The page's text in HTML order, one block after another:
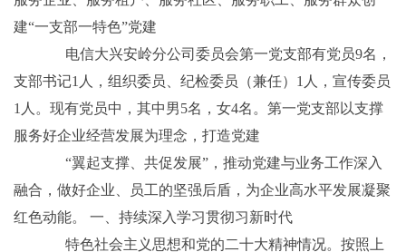
建“一支部一特色”党建
电信大兴安岭分公司委员会第一党支部有党员9名，
支部书记1人，组织委员、纪检委员（兼任）1人，宣传委员
1人。现有党员中，其中男5名，女4名。第一党支部以支撑
服务好企业经营发展为理念，打造党建
“翼起支撑、共促发展”，推动党建与业务工作深入
融合，做好企业、员工的坚强后盾，为企业高水平发展凝聚
红色动能。 一、持续深入学习贯彻习新时代
特色社会主义思想和党的二十大精神情况。按照上